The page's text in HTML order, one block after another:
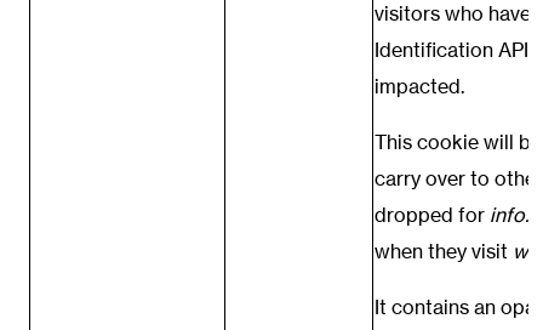
visitors who have
Identification API.
impacted.
This cookie will
carry over to
dropped for
when they visit
It contains an